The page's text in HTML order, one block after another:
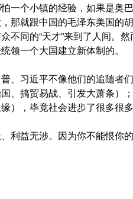
一个小镇的经验，如果是奥
那就跟中国的毛泽东美国的
不同的“天才”来到了人间。
领一个大国建立新体制的。
、习近平不像他们的追随者
、搞贸易战、引发大萧条）
），毕竟社会进步了很多很多
、利益无涉。因为你不能恨